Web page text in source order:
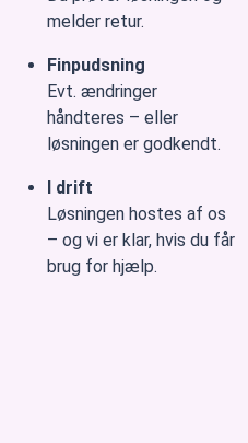
melder retur.
Finpudsning
Evt. ændringer
håndteres – eller
løsningen er godkendt.
I drift
Løsningen hostes af os
– og vi er klar, hvis du får
brug for hjælp.